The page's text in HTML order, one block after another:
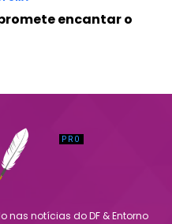
encantar o
nas notícias do DF & Entorno